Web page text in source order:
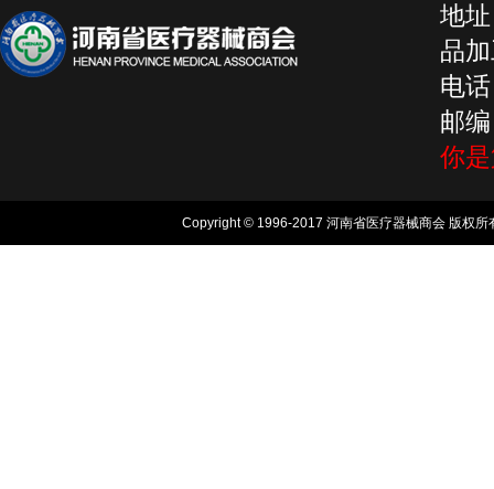
地
品
电
邮
你
Copyright © 1996-2017 河南省医疗器械商会 版权